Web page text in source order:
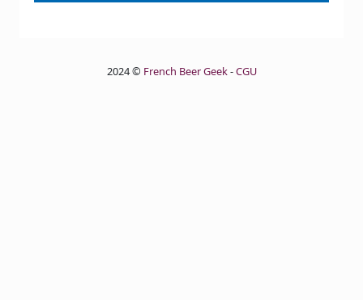
2024 © French Beer Geek-CGU